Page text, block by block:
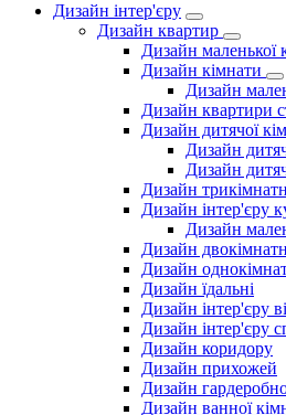
Дизайн інтер'єру
Дизайн квартир
Дизайн маленької
Дизайн кімнати
Дизайн
Дизайн квартири
Дизайн дитячої
Дизайн
Дизайн
Дизайн
Дизайн інтер'єру
Дизайн
Дизайн
Дизайн
Дизайн їдальні
Дизайн інтер'єру
Дизайн інтер'єру
Дизайн коридору
Дизайн прихожей
Дизайн
Дизайн ванної